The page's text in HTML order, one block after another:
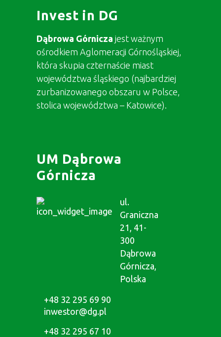
Invest in DG
Dąbrowa Górnicza jest ważnym
ośrodkiem Aglomeracji Górnośląskiej,
która skupia czternaście miast
województwa śląskiego (najbardziej
zurbanizowanego obszaru w Polsce,
stolica województwa – Katowice).
UM Dąbrowa
Górnicza
ul.
Graniczna
21, 41-
300
Dąbrowa
Górnicza,
Polska
+48 32 295 69 90
inwestor@dg.pl
+48 32 295 67 10